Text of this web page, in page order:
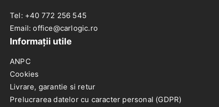
Tel: +40 772 256 545
Email: office@carlogic.ro
Informații utile
ANPC
Cookies
Livrare, garantie si retur
Prelucrarea datelor cu caracter personal (GDPR)